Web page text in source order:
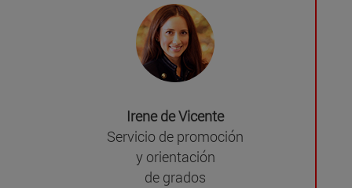
Irene de Vicente
Servicio de promoción
y orientación
de grados